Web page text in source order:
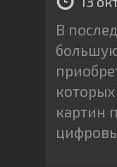
В
картин